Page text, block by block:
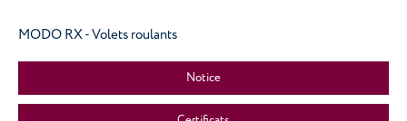
MODO RX - Volets roulants
Notice